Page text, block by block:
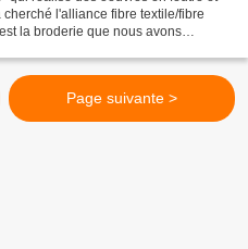
l'alliance fibre textile/fibre
la broderie que nous avons
Page suivante >